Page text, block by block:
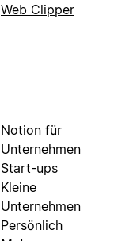
Web Clipper
Notion für
Unternehmen
Start-ups
Kleine
Unternehmen
Persönlich